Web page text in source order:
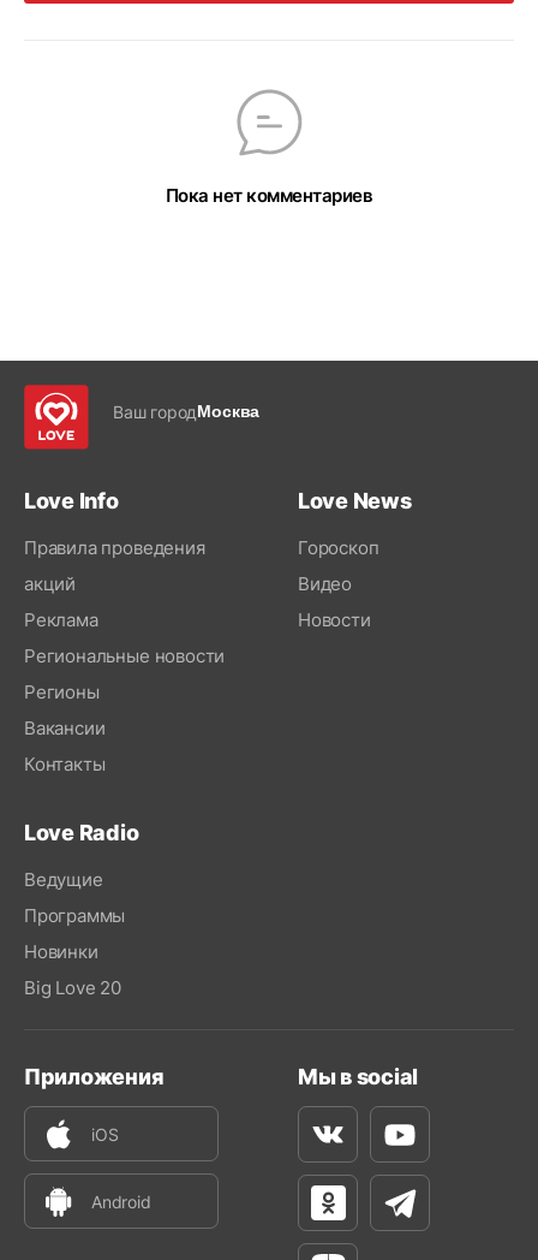
Пока нет комментариев
Ваш городМосква
Love Info
Правила проведения
акций
Реклама
Региональные новости
Регионы
Вакансии
Контакты
Love News
Гороскоп
Видео
Новости
Love Radio
Ведущие
Программы
Новинки
Big Love 20
Приложения
iOS
Android
Мы в social
ВконтактеYoutube
Одноклассники
Телеграм